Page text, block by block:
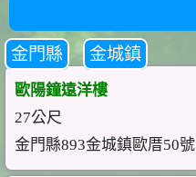
金門縣 金城鎮
歐陽鐘遠洋樓
27公尺
金門縣893金城鎮歐厝50號